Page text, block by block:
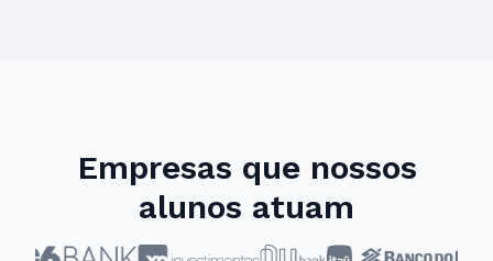
Empresas que nossos
alunos atuam